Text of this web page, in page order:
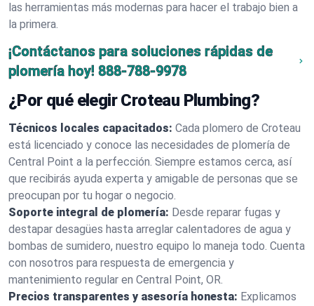
las herramientas más modernas para hacer el trabajo bien a
la primera.
¡Contáctanos para soluciones rápidas de
plomería hoy! 888-788-9978
¿Por qué elegir Croteau Plumbing?
Técnicos locales capacitados: Cada plomero de Croteau
está licenciado y conoce las necesidades de plomería de
Central Point a la perfección. Siempre estamos cerca, así
que recibirás ayuda experta y amigable de personas que se
preocupan por tu hogar o negocio.
Soporte integral de plomería: Desde reparar fugas y
destapar desagües hasta arreglar calentadores de agua y
bombas de sumidero, nuestro equipo lo maneja todo. Cuenta
con nosotros para respuesta de emergencia y
mantenimiento regular en Central Point, OR.
Precios transparentes y asesoría honesta: Explicamos